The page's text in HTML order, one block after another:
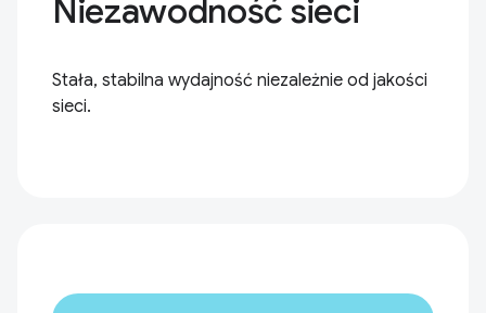
Niezawodność sieci
Stała, stabilna wydajność niezależnie od jakości
sieci.